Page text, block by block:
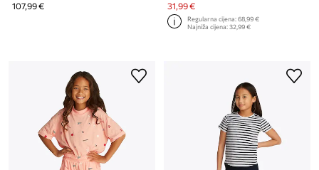
107,99 € 31,99 €
Regularna cijena:68,99 €
Najniža cijena:32,99 €